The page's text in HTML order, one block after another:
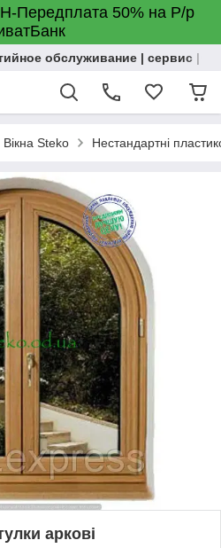
Передплата 50% на Р/р
обслуживание | сервис |
Вікна Steko Нестандартні
аркові